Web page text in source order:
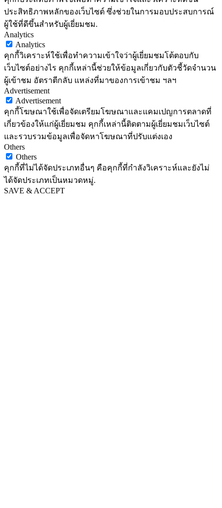
ประสิทธิภาพหลักของเว็บไซต์ ซึ่งช่วยในการมอบประสบการณ์
ผู้ใช้ที่ดีขึ้นสำหรับผู้เยี่ยมชม.
Analytics
Analytics
คุกกี้วิเคราะห์ใช้เพื่อทำความเข้าใจว่าผู้เยี่ยมชมโต้ตอบกับ
เว็บไซต์อย่างไร คุกกี้เหล่านี้ช่วยให้ข้อมูลเกี่ยวกับตัวชี้วัดจำนวน
ผู้เข้าชม อัตราตีกลับ แหล่งที่มาของการเข้าชม ฯลฯ
Advertisement
Advertisement
คุกกี้โฆษณาใช้เพื่อจัดเตรียมโฆษณาและแคมเปญการตลาดที่
เกี่ยวข้องให้แก่ผู้เยี่ยมชม คุกกี้เหล่านี้ติดตามผู้เยี่ยมชมเว็บไซต์
และรวบรวมข้อมูลเพื่อจัดหาโฆษณาที่ปรับแต่งเอง
Others
Others
คุกกี้ที่ไม่ได้จัดประเภทอื่นๆ คือคุกกี้ที่กำลังวิเคราะห์และยังไม่
ได้จัดประเภทเป็นหมวดหมู่.
SAVE & ACCEPT